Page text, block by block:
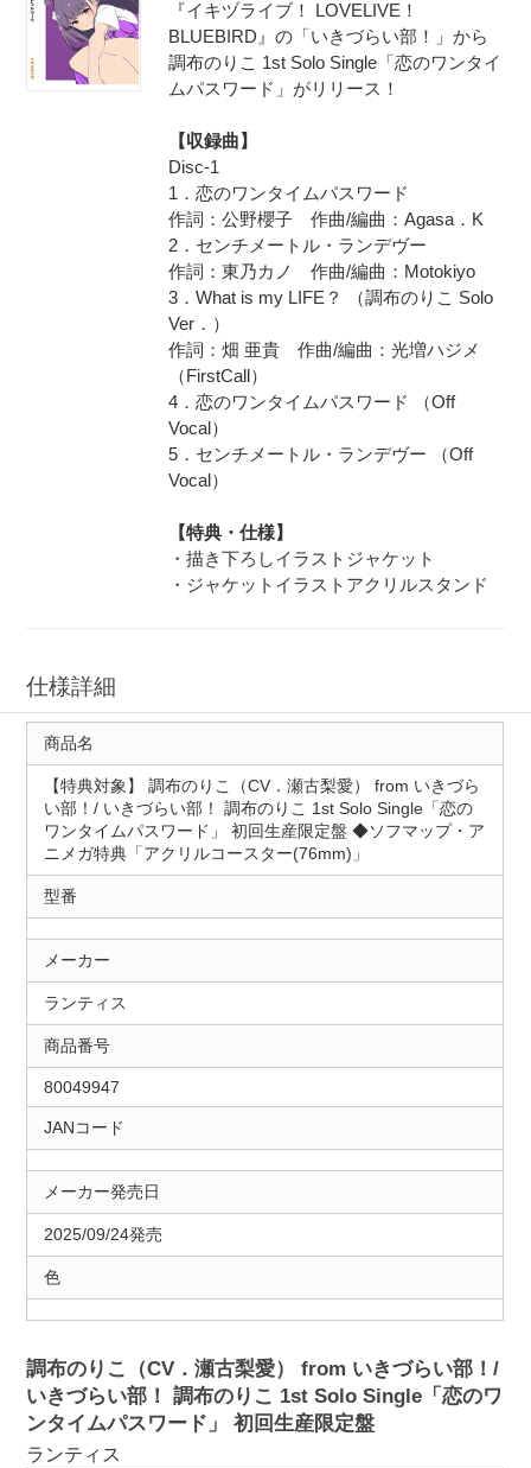
『イキヅライブ！ LOVELIVE！
BLUEBIRD』の「いきづらい部！」から
調布のりこ 1st Solo Single「恋のワンタイ
ムパスワード」がリリース！
【収録曲】
Disc-1
1．恋のワンタイムパスワード
作詞：公野櫻子 作曲/編曲：Agasa．K
2．センチメートル・ランデヴー
作詞：東乃カノ 作曲/編曲：Motokiyo
3．What is my LIFE？ （調布のりこ Solo
Ver．）
作詞：畑 亜貴 作曲/編曲：光増ハジメ
（FirstCall）
4．恋のワンタイムパスワード （Off
Vocal）
5．センチメートル・ランデヴー （Off
Vocal）
【特典・仕様】
・描き下ろしイラストジャケット
・ジャケットイラストアクリルスタンド
仕様詳細
商品名
【特典対象】 調布のりこ（CV．瀬古梨愛） from いきづら
い部！/ いきづらい部！ 調布のりこ 1st Solo Single「恋の
ワンタイムパスワード」 初回生産限定盤 ◆ソフマップ・ア
ニメガ特典「アクリルコースター(76mm)」
型番
メーカー
ランティス
商品番号
80049947
JANコード
メーカー発売日
2025/09/24発売
色
調布のりこ（CV．瀬古梨愛） from いきづらい部！/
いきづらい部！ 調布のりこ 1st Solo Single「恋のワ
ンタイムパスワード」 初回生産限定盤
ランティス